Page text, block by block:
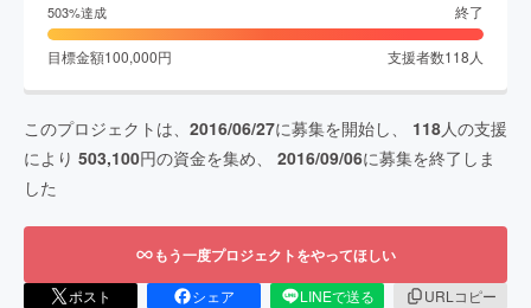
503%達成 終了
目標金額100,000円 支援者数118 人
このプロジェクトは、 2016/06/27に募集を開始し、 118人の支援
により 503,100円の資金を集め、 2016/09/06に募集を終了しま
した
もう一度プロジェクトをやってほしい
ポスト シェア LINEで送る
URLコピー